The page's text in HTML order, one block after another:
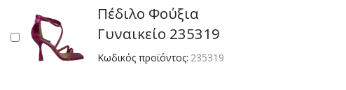
Πέδιλο Φούξια
Γυναικείο 235319
Κωδικός προϊόντος: 235319